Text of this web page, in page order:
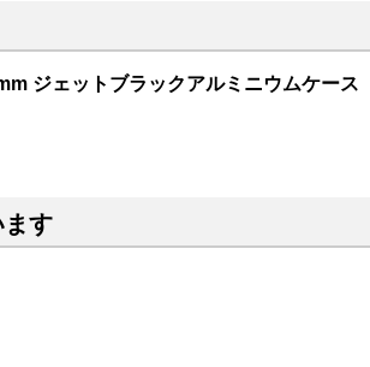
ジェットブラックアルミニウムケース
す